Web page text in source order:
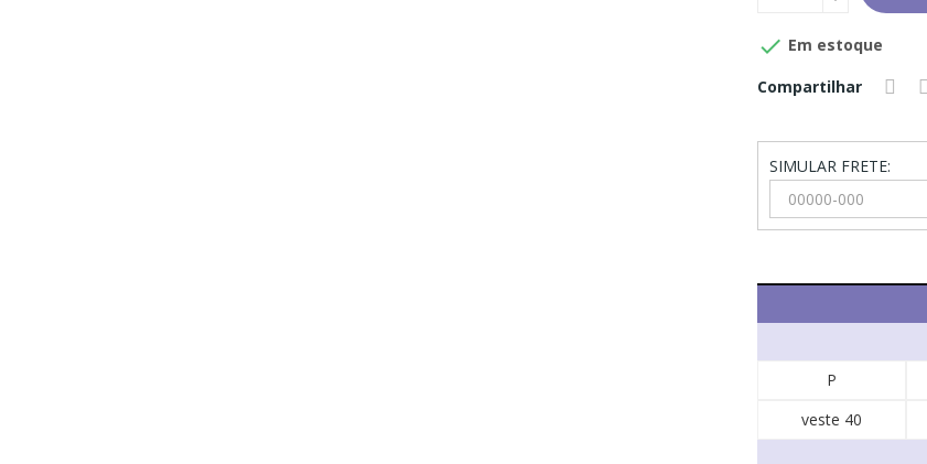
 Em estoque
Compartilhar
SIMULAR FRETE:
P
veste 40